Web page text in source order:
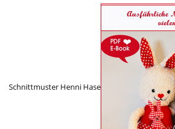
Schnittmuster Henni Hase